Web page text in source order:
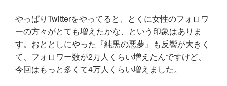
やっぱりTwitterをやってると、とくに女性のフォロワ
ーの方々がとても増えたかな、という印象はありま
す。おととしにやった『純黒の悪夢』も反響が大きく
て、フォロワー数が2万人くらい増えたんですけど、
今回はもっと多くて4万人くらい増えました。